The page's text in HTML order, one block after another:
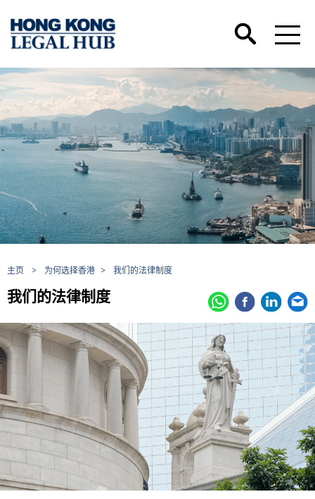
主页 > 为何选择香港 > 我们的法律制度
我们的法律制度